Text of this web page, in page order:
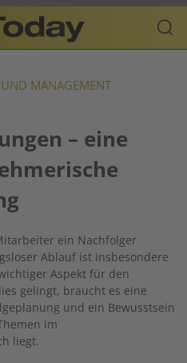
MANAGEMENT
– eine
ein Nachfolger
Ablauf ist insbesondere
Aspekt für den
gelingt, braucht es eine
und ein Bewusstsein
im
liegt.